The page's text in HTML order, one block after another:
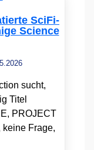
SciFi-
Science
sucht,
Titel
PROJECT
keine Frage,